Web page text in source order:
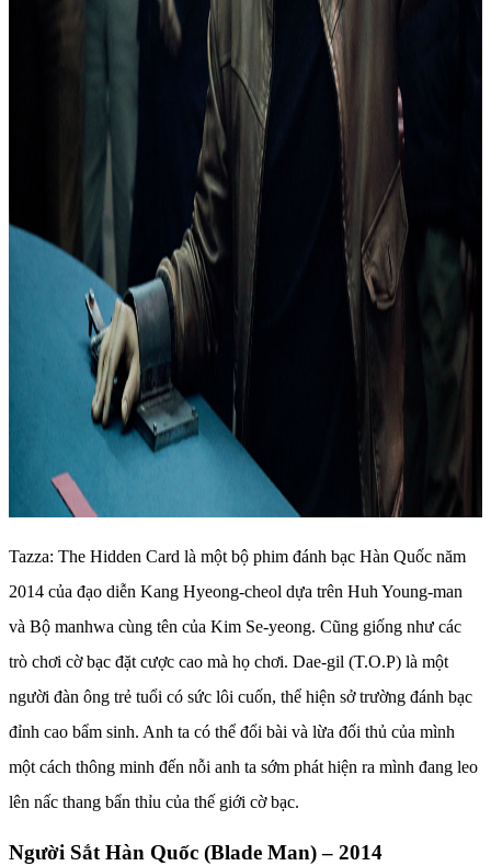
Tazza: The Hidden Card là một bộ phim đánh bạc Hàn Quốc năm
2014 của đạo diễn Kang Hyeong-cheol dựa trên Huh Young-man
và Bộ manhwa cùng tên của Kim Se-yeong. Cũng giống như các
trò chơi cờ bạc đặt cược cao mà họ chơi. Dae-gil (T.O.P) là một
người đàn ông trẻ tuổi có sức lôi cuốn, thể hiện sở trường đánh bạc
đỉnh cao bẩm sinh. Anh ta có thể đổi bài và lừa đối thủ của mình
một cách thông minh đến nỗi anh ta sớm phát hiện ra mình đang leo
lên nấc thang bẩn thỉu của thế giới cờ bạc.
Người Sắt Hàn Quốc (Blade Man) – 2014